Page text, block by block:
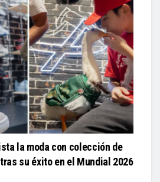
la moda con colección de
su éxito en el Mundial 2026